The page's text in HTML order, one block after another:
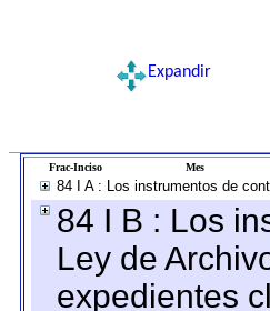
Expandir
Frac-Inciso Mes
84 I A : Los instrumentos de
84 I B : Los
Ley de
expedientes